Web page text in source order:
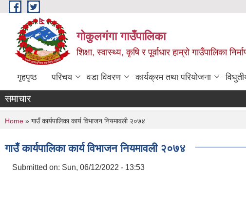
Skip to main content
गोकुलगंगा गाउँपालिका
शिक्षा, स्वास्थ्य, कृषि र पूर्वाधार हाम्रो गाउँपालिका
गृहपृष्ठ परिचय वडा विवरण कार्यक्रम तथा परियोजना
समाचार
You are here
Home » गाउँ कार्यपालिका कार्य विभाजन नियमावली २०७४
गाउँ कार्यपालिका कार्य विभाजन नियमावली २०७४
Submitted on: Sun, 06/12/2022 - 13:53